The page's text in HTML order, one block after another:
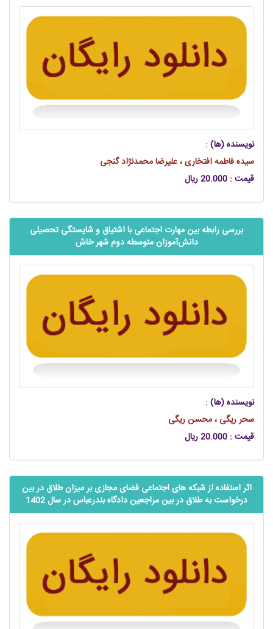
نویسنده (ها) :
سیده فاطمه افتخاری ، علیرضا محمدنژاد گنجی
قیمت : 20.000 ریال
بررسی رابطه بین مهارت اجتماعی با اشتیاق و شایستگی تحصیلی
‌‌‌‌‌دانش‌آموزان متوسطه دوم شهر خاش
نویسنده (ها) :
سحر ریگی ، محسن ریگی
قیمت : 20.000 ریال
اثر استفاده از شبکه‌ های اجتماعی فضای مجازی بر میزان طلاق در بین
درخواست به طلاق در بین مراجعین دادگاه بندرعباس در سال 1402